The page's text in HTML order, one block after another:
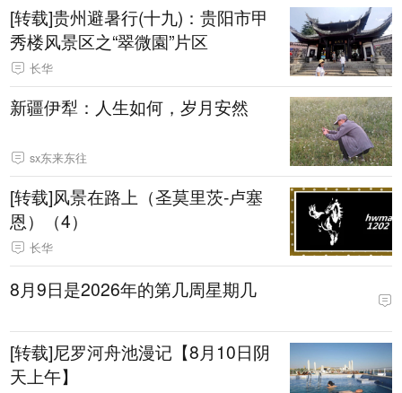
[转载]贵州避暑行(十九)：贵阳市甲
秀楼风景区之“翠微園”片区
长华
新疆伊犁：人生如何，岁月安然
sx东来东往
[转载]风景在路上（圣莫里茨-卢塞
恩）（4）
长华
8月9日是2026年的第几周星期几
[转载]尼罗河舟池漫记【8月10日阴
天上午】